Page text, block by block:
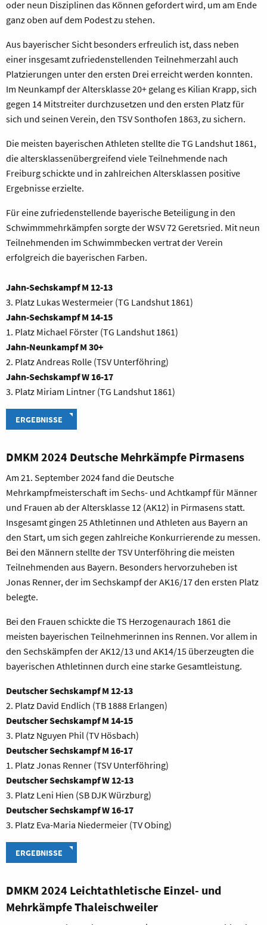
oder neun Disziplinen das Können gefordert wird, um am Ende
ganz oben auf dem Podest zu stehen.
Aus bayerischer Sicht besonders erfreulich ist, dass neben
einer insgesamt zufriedenstellenden Teilnehmerzahl auch
Platzierungen unter den ersten Drei erreicht werden konnten.
Im Neunkampf der Altersklasse 20+ gelang es Kilian Krapp, sich
gegen 14 Mitstreiter durchzusetzen und den ersten Platz für
sich und seinen Verein, den TSV Sonthofen 1863, zu sichern.
Die meisten bayerischen Athleten stellte die TG Landshut 1861,
die altersklassenübergreifend viele Teilnehmende nach
Freiburg schickte und in zahlreichen Altersklassen positive
Ergebnisse erzielte.
Für eine zufriedenstellende bayerische Beteiligung in den
Schwimmmehrkämpfen sorgte der WSV 72 Geretsried. Mit neun
Teilnehmenden im Schwimmbecken vertrat der Verein
erfolgreich die bayerischen Farben.
Jahn-Sechskampf M 12-13
3. Platz Lukas Westermeier (TG Landshut 1861)
Jahn-Sechskampf M 14-15
1. Platz Michael Förster (TG Landshut 1861)
Jahn-Neunkampf M 30+
2. Platz Andreas Rolle (TSV Unterföhring)
Jahn-Sechskampf W 16-17
3. Platz Miriam Lintner (TG Landshut 1861)
ERGEBNISSE
DMKM 2024 Deutsche Mehrkämpfe Pirmasens
Am 21. September 2024 fand die Deutsche
Mehrkampfmeisterschaft im Sechs- und Achtkampf für Männer
und Frauen ab der Altersklasse 12 (AK12) in Pirmasens statt.
Insgesamt gingen 25 Athletinnen und Athleten aus Bayern an
den Start, um sich gegen zahlreiche Konkurrierende zu messen.
Bei den Männern stellte der TSV Unterföhring die meisten
Teilnehmenden aus Bayern. Besonders hervorzuheben ist
Jonas Renner, der im Sechskampf der AK16/17 den ersten Platz
belegte.
Bei den Frauen schickte die TS Herzogenaurach 1861 die
meisten bayerischen Teilnehmerinnen ins Rennen. Vor allem in
den Sechskämpfen der AK12/13 und AK14/15 überzeugten die
bayerischen Athletinnen durch eine starke Gesamtleistung.
Deutscher Sechskampf M 12-13
2. Platz David Endlich (TB 1888 Erlangen)
Deutscher Sechskampf M 14-15
3. Platz Nguyen Phil (TV Hösbach)
Deutscher Sechskampf M 16-17
1. Platz Jonas Renner (TSV Unterföhring)
Deutscher Sechskampf W 12-13
3. Platz Leni Hien (SB DJK Würzburg)
Deutscher Sechskampf W 16-17
3. Platz Eva-Maria Niedermeier (TV Obing)
ERGEBNISSE
DMKM 2024 Leichtathletische Einzel- und
Mehrkämpfe Thaleischweiler